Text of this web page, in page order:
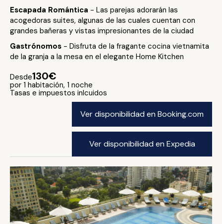
Escapada Romántica - Las parejas adorarán las
acogedoras suites, algunas de las cuales cuentan con
grandes bañeras y vistas impresionantes de la ciudad
Gastrónomos - Disfruta de la fragante cocina vietnamita
de la granja a la mesa en el elegante Home Kitchen
Desde130€
por 1 habitación, 1 noche
Tasas e impuestos inlcuidos
Ver disponibilidad en Booking.com
Ver disponibilidad en Expedia